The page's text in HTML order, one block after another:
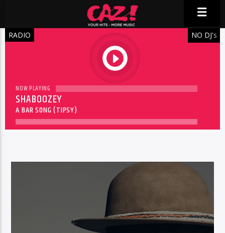
RADIO
play
NO DJ'S
NOW PLAYING
SHABOOZEY
A BAR SONG (TIPSY)